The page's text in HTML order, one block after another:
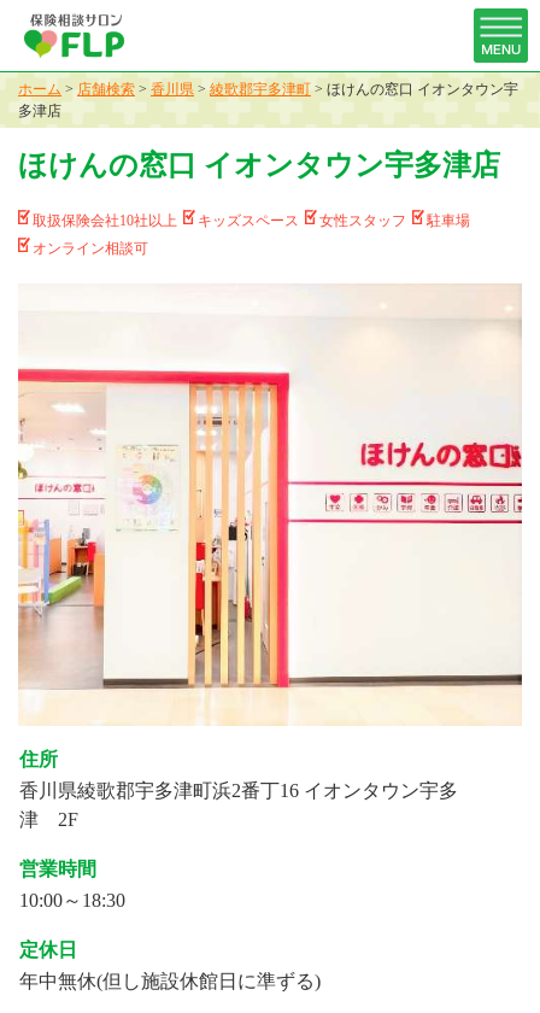
ホーム > 店舗検索 > 香川県 > 綾歌郡宇多津町 > ほけんの窓口 イオンタウン宇
多津店
ほけんの窓口 イオンタウン宇多津店
取扱保険会社10社以上 キッズスペース 女性スタッフ
駐車場
オンライン相談可
住所
香川県綾歌郡宇多津町浜2番丁16 イオンタウン宇多
津 2F
営業時間
10:00～18:30
定休日
年中無休(但し施設休館日に準ずる)